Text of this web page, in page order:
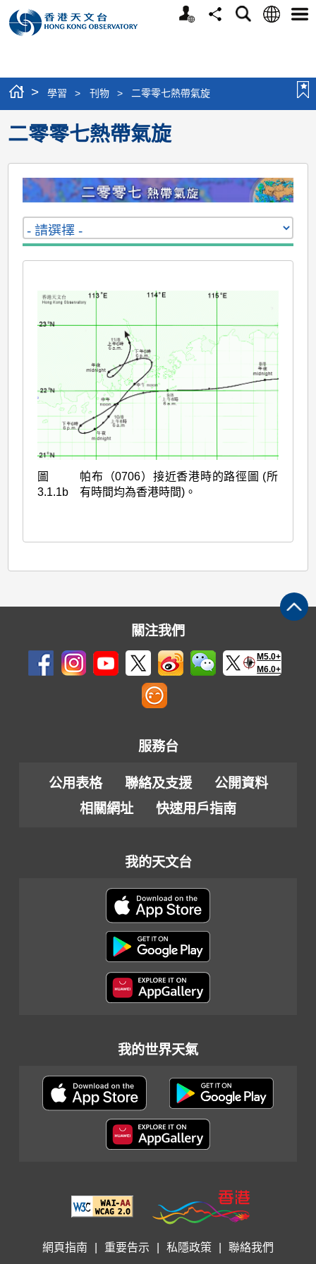
個
分
搜
語
選
> 學習 > 刊物 > 二零零七熱帶氣旋
二零零七熱帶氣旋
圖
3.1.1b
帕布（0706）接近香港時的路徑圖 (所
有時間均為香港時間)。
關注我們
M5.0+
M6.0+
服務台
公用表格 聯絡及支援
公開資料
相關網址
快速用戶指南
我的天文台
我的世界天氣
網頁指南 重要告示 私隱政策 聯絡我們